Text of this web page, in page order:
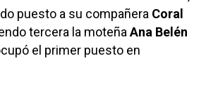
puesto a su compañera Coral
tercera la moteña Ana Belén
el primer puesto en